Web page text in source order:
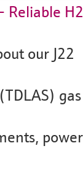
Reliable
our J22
gas